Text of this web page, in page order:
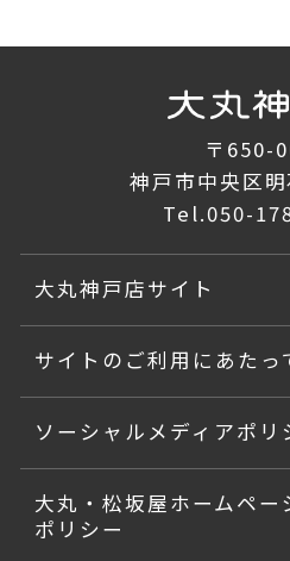
〒650-
神戸市中央区
Tel.050-
大丸神戸店サイト
サイトのご利用にあたっ
ソーシャルメディアポリ
大丸・松坂屋ホームペー
ポリシー